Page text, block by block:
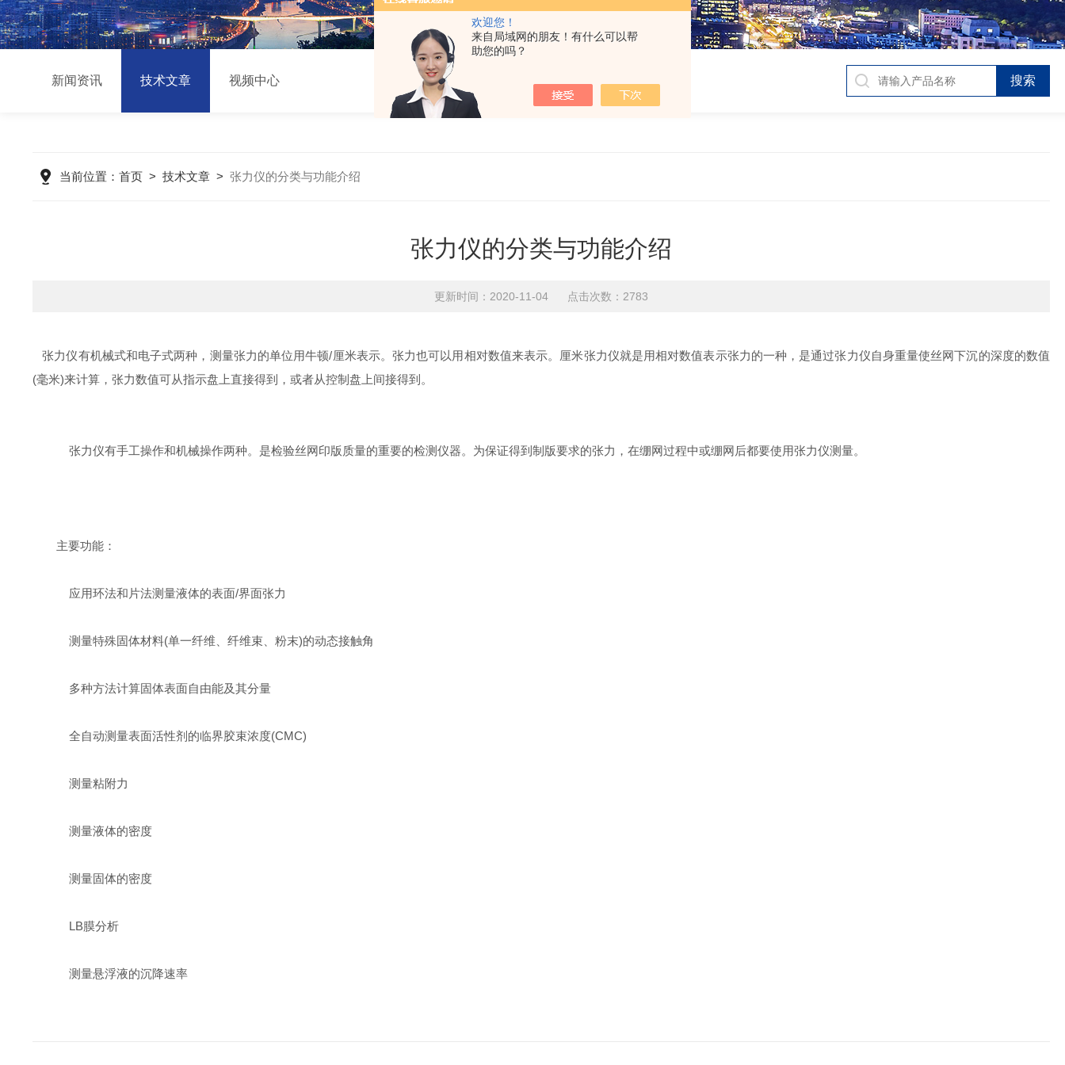
欢迎您！
来自局域网的朋友！有什么可以帮
助您的吗？
新闻资讯 技术文章 视频中心
当前位置： 首页> 技术文章> 张力仪的分类与功能介绍
张力仪的分类与功能介绍
更新时间：2020-11-04 点击次数：2783
张力仪有机械式和电子式两种，测量张力的单位用牛顿/厘米表示。张力也可以用相对数值来表示。厘米张力仪就是用相对数值表示张力的一种，是通过张力仪自身重量使丝网下沉的深度的数值
(毫米)来计算，张力数值可从指示盘上直接得到，或者从控制盘上间接得到。
张力仪有手工操作和机械操作两种。是检验丝网印版质量的重要的检测仪器。为保证得到制版要求的张力，在绷网过程中或绷网后都要使用张力仪测量。
主要功能：
应用环法和片法测量液体的表面/界面张力
测量特殊固体材料(单一纤维、纤维束、粉末)的动态接触角
多种方法计算固体表面自由能及其分量
全自动测量表面活性剂的临界胶束浓度(CMC)
测量粘附力
测量液体的密度
测量固体的密度
LB膜分析
测量悬浮液的沉降速率